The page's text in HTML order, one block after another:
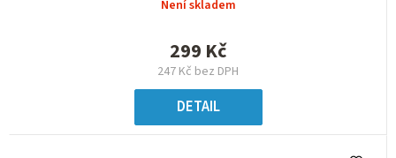
Není skladem
247 Kč bez DPH
299 Kč
DETAIL